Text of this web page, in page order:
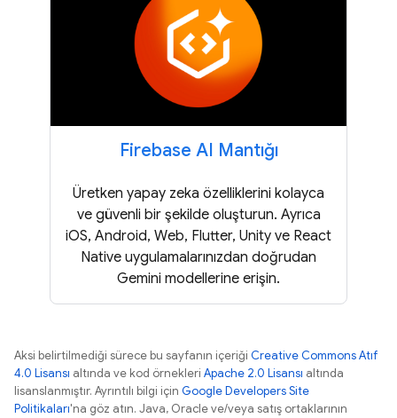
Firebase AI Mantığı
Üretken yapay zeka özelliklerini kolayca
ve güvenli bir şekilde oluşturun. Ayrıca
iOS, Android, Web, Flutter, Unity ve React
Native uygulamalarınızdan doğrudan
Gemini modellerine erişin.
Aksi belirtilmediği sürece bu sayfanın içeriği Creative Commons Atıf
4.0 Lisansı altında ve kod örnekleri Apache 2.0 Lisansı altında
lisanslanmıştır. Ayrıntılı bilgi için Google Developers Site
Politikaları'na göz atın. Java, Oracle ve/veya satış ortaklarının